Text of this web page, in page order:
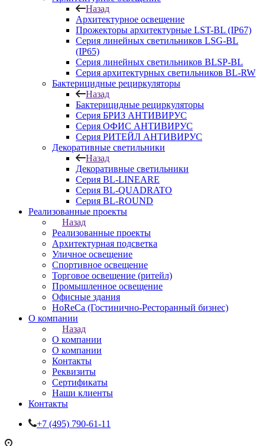
Назад
Архитектурное освещение
Прожекторы архитектурные LST-BL (IP67)
Серия линейных светильников LSG-BL
(IP65)
Серия линейных светильников BLSP-BL
Серия архитектурных светильников BL-RW
Бактерицидные рециркуляторы
Назад
Бактерицидные рециркуляторы
Серия БРИЗ АНТИВИРУС
Серия ОФИС АНТИВИРУС
Серия РИТЕЙЛ АНТИВИРУС
Декоративные светильники
Назад
Декоративные светильники
Серия BL-LINEARE
Серия BL-QUADRATO
Серия BL-ROUND
Реализованные проекты
Назад
Реализованные проекты
Архитектурная подсветка
Уличное освещение
Спортивное освещение
Торговое освещение (ритейл)
Промышленное освещение
Офисные здания
HoReCa (Гостинично-Ресторанный бизнес)
О компании
Назад
О компании
О компании
Контакты
Реквизиты
Сертификаты
Наши клиенты
Контакты
+7 (495) 790-61-11